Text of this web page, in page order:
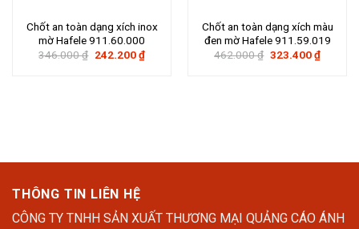
Chốt an toàn dạng xích inox
mờ Hafele 911.60.000
346.000₫ Giá
242.200₫Giá
hiện
Chốt an toàn dạng xích màu
đen mờ Hafele 911.59.019
462.000₫ Giá
323.400₫Giá
hiện
THÔNG TIN LIÊN HỆ
CÔNG TY TNHH SẢN XUẤT THƯƠNG MẠI QUẢNG CÁO ÁNH